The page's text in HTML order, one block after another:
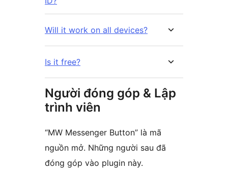
Will it work on all devices?
Is it free?
Người đóng góp & Lập
trình viên
“MW Messenger Button” là mã
nguồn mở. Những người sau đã
đóng góp vào plugin này.